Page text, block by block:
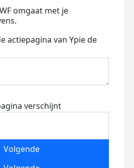
omgaat met je
actiepagina van Ypie de
verschijnt
Volgende